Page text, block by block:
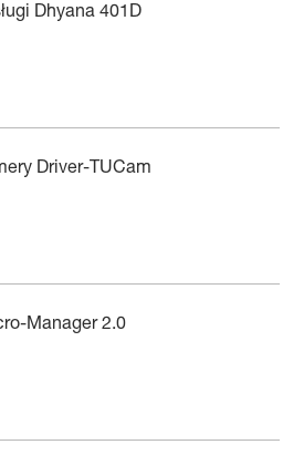
Dhyana 401D
Driver-TUCam
Manager 2.0